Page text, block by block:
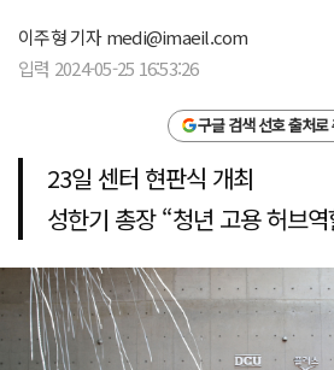
이주형 기자medi@imaeil.com
입력 2024-05-25 16:53:26
구글 검색 선호 출처로
23일 센터 현판식 개최
성한기 총장 “청년 고용 허브